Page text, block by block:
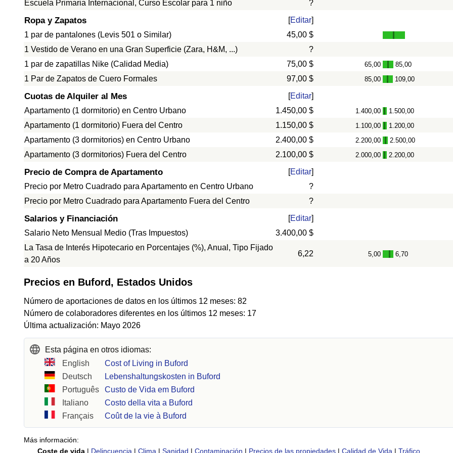
Escuela Primaria Internacional, Curso Escolar para 1 niño ?
Ropa y Zapatos [Editar]
1 par de pantalones (Levis 501 o Similar)
45,00 $
1 Vestido de Verano en una Gran Superficie (Zara, H&M, ...)
?
1 par de zapatillas Nike (Calidad Media)
75,00 $ 65,00 - 85,00
1 Par de Zapatos de Cuero Formales 97,00 $ 85,00 - 109,00
Cuotas de Alquiler al Mes [Editar]
Apartamento (1 dormitorio) en Centro Urbano
1.450,00 $ 1.400,00 - 1.500,00
Apartamento (1 dormitorio) Fuera del Centro 1.150,00 $ 1.100,00 - 1.200,00
Apartamento (3 dormitorios) en Centro Urbano 2.400,00 $ 2.200,00 - 2.500,00
Apartamento (3 dormitorios) Fuera del Centro 2.100,00 $ 2.000,00 - 2.200,00
Precio de Compra de Apartamento [Editar]
Precio por Metro Cuadrado para Apartamento en Centro Urbano
?
Precio por Metro Cuadrado para Apartamento Fuera del Centro
?
Salarios y Financiación [Editar]
Salario Neto Mensual Medio (Tras Impuestos)
3.400,00 $
La Tasa de Interés Hipotecario en Porcentajes (%), Anual, Tipo Fijado
a 20 Años
6,22 5,00 - 6,70
Precios en Buford, Estados Unidos
Número de aportaciones de datos en los últimos 12 meses: 82
Número de colaboradores diferentes en los últimos 12 meses: 17
Última actualización: Mayo 2026
Esta página en otros idiomas:
English
Cost of Living in Buford
Deutsch
Lebenshaltungskosten in Buford
Português
Custo de Vida em Buford
Italiano
Costo della vita a Buford
Français
Coût de la vie à Buford
Más información:
Coste de vida | Delincuencia | Clima | Sanidad | Contaminación | Precios de las propiedades | Calidad de Vida | Tráfico